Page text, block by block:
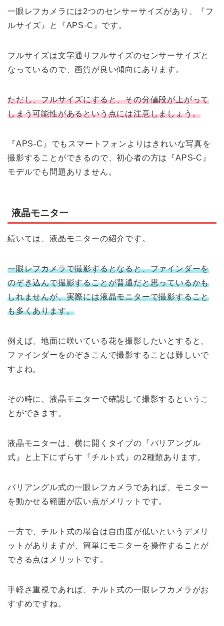
一眼レフカメラには2つのセンサーサイズがあり、『フ
ルサイズ』と『APS-C』です。
フルサイズは文字通りフルサイズのセンサーサイズと
なっているので、画質が良い傾向にあります。
ただし、フルサイズにすると、その分値段が上がって
しまう可能性があるという点には注意しましょう。
『APS-C』でもスマートフォンよりはきれいな写真を
撮影することができるので、初心者の方は『APS-C』
モデルでも問題ありません。
液晶モニター
続いては、液晶モニターの紹介です。
一眼レフカメラで撮影するとなると、ファインダーを
のぞき込んで撮影することが普通だと思っているかも
しれませんが、実際には液晶モニターで撮影すること
も多くあります。
例えば、地面に咲いている花を撮影したいとすると、
ファインダーをのぞきこんで撮影することは難しいで
すよね。
その時に、液晶モニターで確認して撮影するというこ
とができます。
液晶モニターは、横に開くタイプの『バリアングル
式』と上下にずらす『チルト式』の2種類あります。
バリアングル式の一眼レフカメラであれば、モニター
を動かせる範囲が広い点がメリットです。
一方で、チルト式の場合は自由度が低いというデメリ
ットがありますが、簡単にモニターを操作することが
できる点はメリットです。
手軽さ重視であれば、チルト式の一眼レフカメラがお
すすめですね。